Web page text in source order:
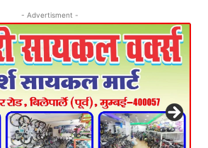
- Advertisment -